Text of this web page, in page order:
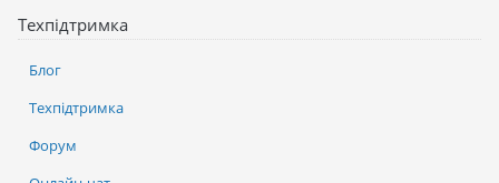
Техпідтримка
Блог
Техпідтримка
Форум